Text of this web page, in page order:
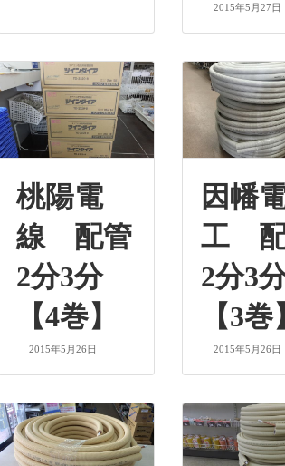
2015年5月27日
桃陽電
線 配管
2分3分
【4巻】
2015年5月26日
因幡
工
2分3
【3巻】
2015年5月26日